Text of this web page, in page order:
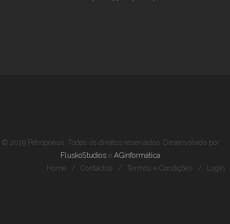
© 2019 Petropneus. Todos os direitos reservados. Desenvolvido por
FluskoStudioseAGinformática
Home
/ Contactos / Termos e Condições / Login